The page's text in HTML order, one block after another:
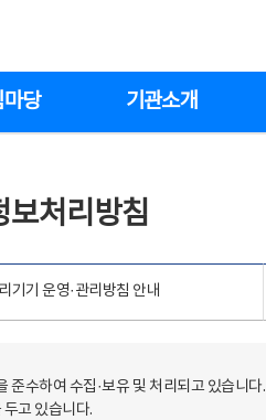
마당 기관소개
보처리방침
기기 운영·관리방침 안내
수하여 수집·보유 및 처리되고 있습니다.
고 있습니다.